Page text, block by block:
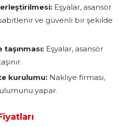
Eşyalar, asansör
ve güvenli bir şekilde
taşınması: Eşyalar, asansör
kurulumu: Nakliye firması,
yapar.